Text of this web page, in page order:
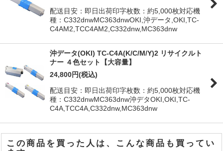
配送目安：即日出荷印字枚数：約5,000枚対応機
種：C332dnwMC363dnwOKI,沖データ,OKI,TC-
C4AM2,TCC4AM2,C332dnw,MC363dnw
沖データ(OKI) TC-C4A(K/C/M/Y)2 リサイクルト
ナー ４色セット【大容量】
24,800円(税込)
配送目安：即日出荷印字枚数：約5,000枚対応機
種：C332dnwMC363dnw沖デタOKI,OKI,TC-
C4A,TCC4A,C332dnw,MC363dnw
この商品を買った人は、こんな商品も買ってい